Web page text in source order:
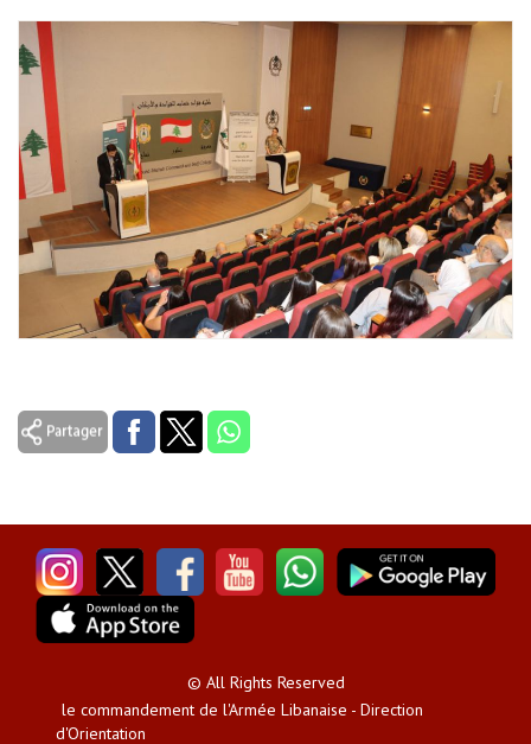
© All Rights Reserved
le commandement de l'Armée Libanaise - Direction
d'Orientation